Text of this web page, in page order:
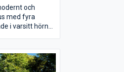
och
med fyra
i varsitt hörn
I mitten av
för att laga mat,